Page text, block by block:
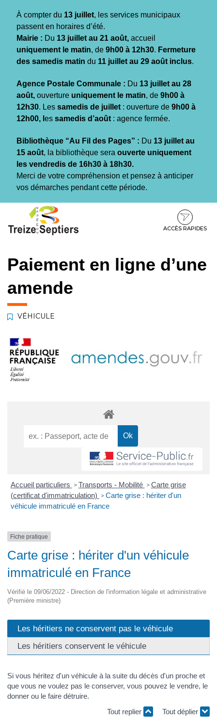
À compter du 13 juillet, les services municipaux
passent en horaires d’été.
Mairie : Du 13 juillet au 21 août, accueil
uniquement le matin, de 9h00 à 12h30. Fermeture
des samedis matin du 11 juillet au 29 août inclus.
Agence Postale Communale : Du 13 juillet au 28
août, ouverture uniquement le matin, de 9h00 à
12h30. Les samedis de juillet : ouverture de 9h00 à
12h00, l es samedis d’août : agence fermée.
Bibliothèque “Au Fil des Pages” : Du 13 juillet au
15 août, la bibliothèque sera ouverte uniquement
les vendredis de 16h30 à 18h30.
Merci de votre compréhension et pensez à anticiper
vos démarches pendant cette période.
contenu
pied
ACCÈS RAPIDES
Paiement en ligne d’une
amende
VÉHICULE
Accueil particuliers > Transports - Mobilité > Carte grise
(certificat d'immatriculation) > Carte grise : hériter d'un
véhicule immatriculé en France
Fiche pratique
Carte grise : hériter d'un véhicule
immatriculé en France
Vérifié le 09/06/2022 - Direction de l'information légale et administrative
(Première ministre)
Les héritiers ne conservent pas le véhicule
Les héritiers conservent le véhicule
Si vous héritez d'un véhicule à la suite du décès d'un proche et
que vous ne voulez pas le conserver, vous pouvez le vendre, le
donner ou le faire détruire.
Tout replier
Tout déplier